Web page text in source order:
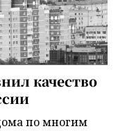
качество
по многим